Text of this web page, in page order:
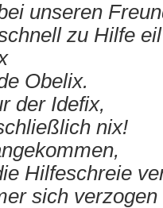
unseren
zu Hilfe
Obelix.
der Idefix,
nix!
Hilfeschreie
sich verzogen